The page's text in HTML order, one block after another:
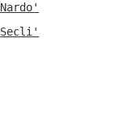
Nardo'
Secli'